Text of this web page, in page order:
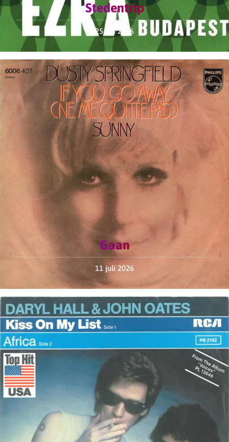
Stedentrip
25 juli 2026
Gaan
11 juli 2026